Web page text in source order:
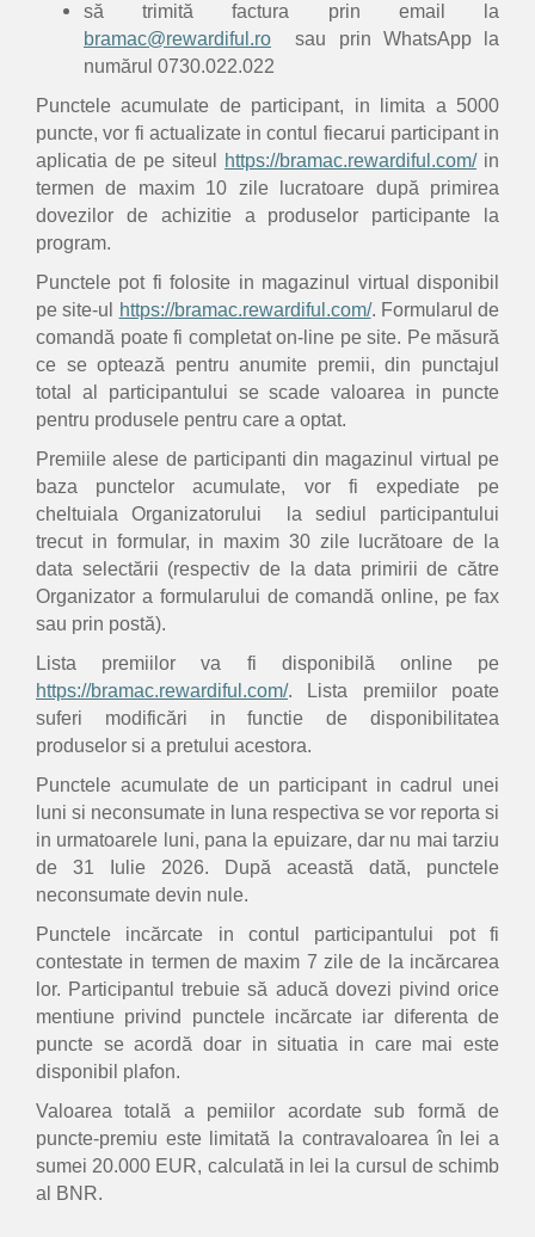
să trimită factura prin email la
bramac@rewardiful.ro sau prin WhatsApp la
numărul 0730.022.022
Punctele acumulate de participant, in limita a 5000
puncte, vor fi actualizate in contul fiecarui participant in
aplicatia de pe siteul
https://bramac.rewardiful.com/in
termen de maxim 10 zile lucratoare după primirea
dovezilor de achizitie a produselor participante la
program.
Punctele pot fi folosite in magazinul virtual disponibil
pe site-ul
https://bramac.rewardiful.com/. Formularul de
comandă poate fi completat on-line pe site. Pe măsură
ce se optează pentru anumite premii, din punctajul
total al participantului se scade valoarea in puncte
pentru produsele pentru care a optat.
Premiile alese de participanti din magazinul virtual pe
baza punctelor acumulate, vor fi expediate pe
cheltuiala Organizatorului la sediul participantului
trecut in formular, in maxim 30 zile lucrătoare de la
data selectării (respectiv de la data primirii de către
Organizator a formularului de comandă online, pe fax
sau prin postă).
Lista premiilor va fi disponibilă online pe
https://bramac.rewardiful.com/. Lista premiilor poate
suferi modificări in functie de disponibilitatea
produselor si a pretului acestora.
Punctele acumulate de un participant in cadrul unei
luni si neconsumate in luna respectiva se vor reporta si
in urmatoarele luni, pana la epuizare, dar nu mai tarziu
de 31 Iulie 2026. După această dată, punctele
neconsumate devin nule.
Punctele incărcate in contul participantului pot fi
contestate in termen de maxim 7 zile de la incărcarea
lor. Participantul trebuie să aducă dovezi pivind orice
mentiune privind punctele incărcate iar diferenta de
puncte se acordă doar in situatia in care mai este
disponibil plafon.
Valoarea totală a pemiilor acordate sub formă de
puncte-premiu este limitată la contravaloarea în lei a
sumei 20.000 EUR, calculată in lei la cursul de schimb
al BNR.